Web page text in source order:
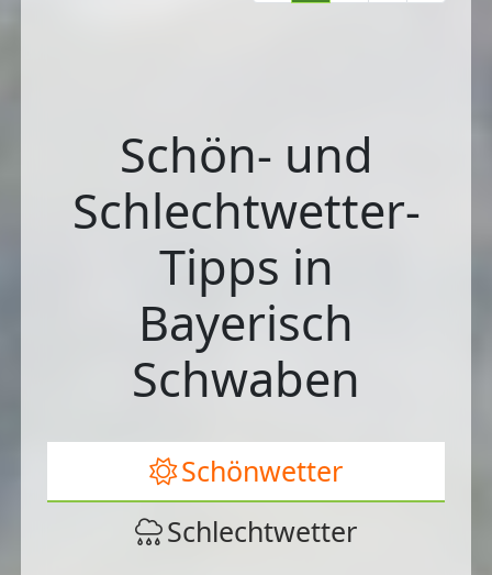
Schön- und
Schlechtwetter-
Tipps in
Bayerisch
Schwaben
Schönwetter
Schlechtwetter